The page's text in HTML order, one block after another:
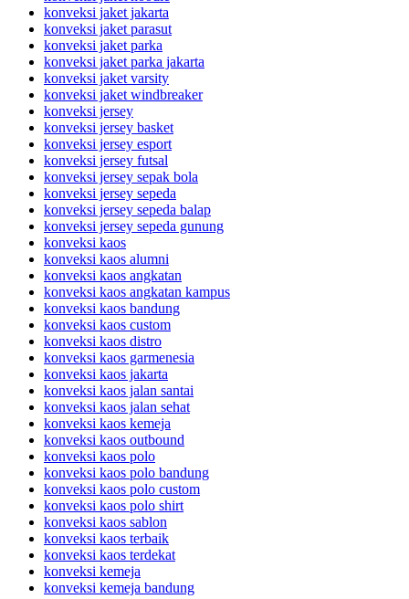
konveksi jaket jakarta
konveksi jaket parasut
konveksi jaket parka
konveksi jaket parka jakarta
konveksi jaket varsity
konveksi jaket windbreaker
konveksi jersey
konveksi jersey basket
konveksi jersey esport
konveksi jersey futsal
konveksi jersey sepak bola
konveksi jersey sepeda
konveksi jersey sepeda balap
konveksi jersey sepeda gunung
konveksi kaos
konveksi kaos alumni
konveksi kaos angkatan
konveksi kaos angkatan kampus
konveksi kaos bandung
konveksi kaos custom
konveksi kaos distro
konveksi kaos garmenesia
konveksi kaos jakarta
konveksi kaos jalan santai
konveksi kaos jalan sehat
konveksi kaos kemeja
konveksi kaos outbound
konveksi kaos polo
konveksi kaos polo bandung
konveksi kaos polo custom
konveksi kaos polo shirt
konveksi kaos sablon
konveksi kaos terbaik
konveksi kaos terdekat
konveksi kemeja
konveksi kemeja bandung